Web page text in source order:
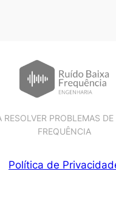
PROBLEMAS
FREQUÊNCIA
Política de